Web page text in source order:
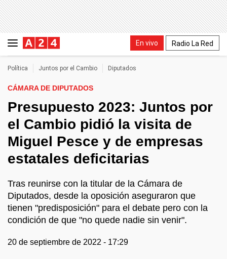
En vivo Radio La Red
Política Juntos por el Cambio Diputados
CÁMARA DE DIPUTADOS
Presupuesto 2023: Juntos por
el Cambio pidió la visita de
Miguel Pesce y de empresas
estatales deficitarias
Tras reunirse con la titular de la Cámara de
Diputados, desde la oposición aseguraron que
tienen "predisposición" para el debate pero con la
condición de que "no quede nadie sin venir".
20 de septiembre de 2022 - 17:29